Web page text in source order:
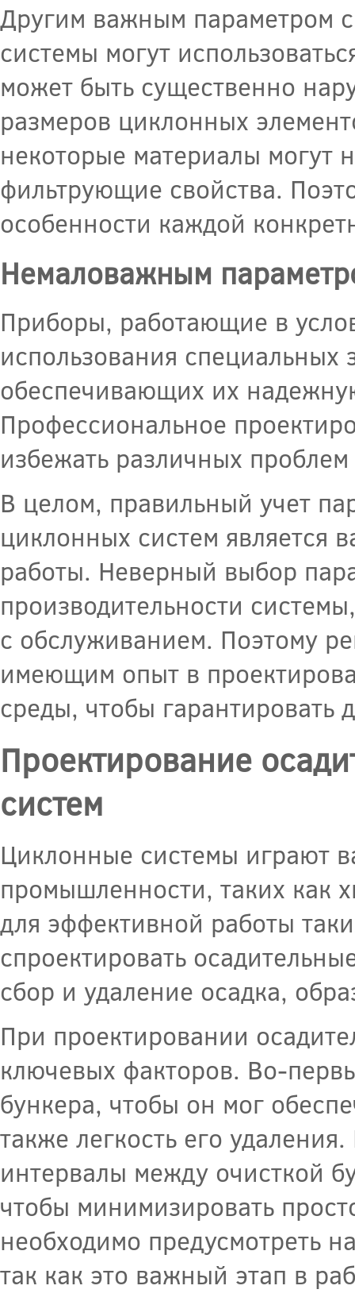
Другим важным параметром
системы могут
может быть существенно
размеров циклонных
некоторые материалы могут
фильтрующие свойства.
особенности каждой
Немаловажным
Приборы, работающие в
использования
обеспечивающих их
Профессиональное
избежать различных
В целом, правильный учет
циклонных систем является
работы. Неверный выбор
производительности
с обслуживанием. Поэтому
имеющим опыт в
среды, чтобы гарантировать
Проектирование
систем
Циклонные системы играют
промышленности, таких как
для эффективной работы
спроектировать
сбор и удаление осадка,
При проектировании
ключевых факторов. Во-
бункера, чтобы он мог
также легкость его
интервалы между очисткой
чтобы минимизировать
необходимо предусмотреть
так как это важный этап в